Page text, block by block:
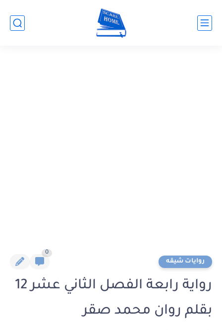
روايات شيقه
0
رواية رابعة الفصل الثاني عشر 12
بقلم روان محمد صقر